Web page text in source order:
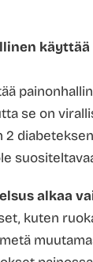
käyttää
se on
alkaa
kuten